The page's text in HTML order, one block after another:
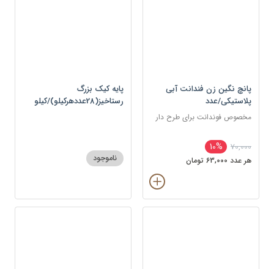
پانچ نگین زن فندانت آبی
پلاستیکی/عدد
مخصوص فوندانت برای طرح دار
70,000
10%
هر عدد 63,000 تومان
پایه کیک بزرگ
رستاخیز(28عددهرکیلو)/کیلو
ناموجود